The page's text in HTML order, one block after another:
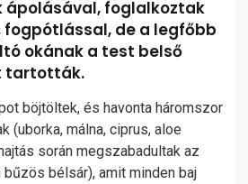
ápolásával, foglalkoztak
fogpótlással, de a legfőbb
okának a test belső
tartották.
böjtöltek, és havonta háromszor
(uborka, málna, ciprus, aloe
során megszabadultak az
bélsár), amit minden baj